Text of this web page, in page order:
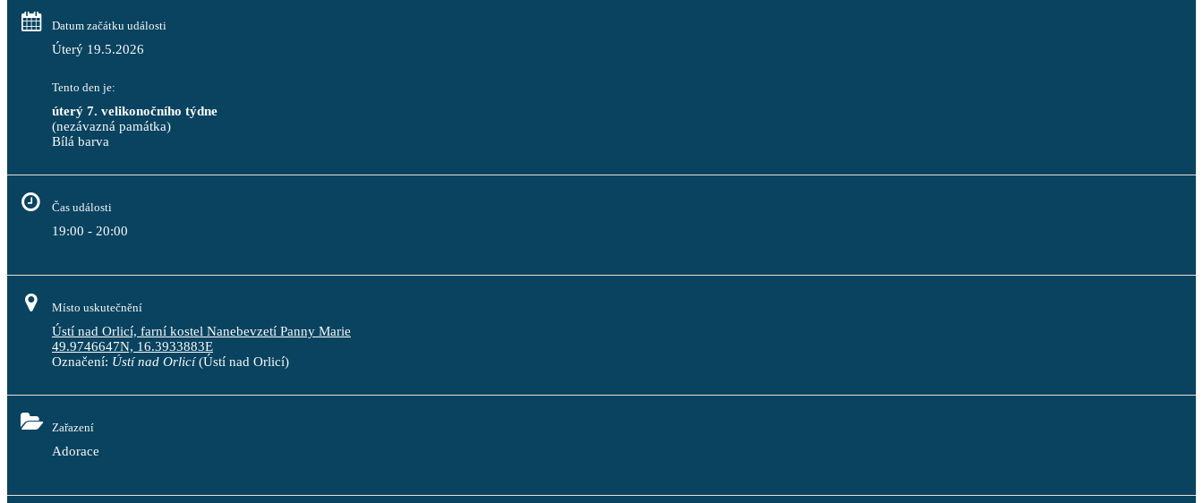
Datum začátku události
Úterý 19.5.2026
Tento den je:
úterý 7. velikonočního týdne
(nezávazná památka)
Bílá barva
Čas události
19:00 - 20:00
Místo uskutečnění
Ústí nad Orlicí, farní kostel Nanebevzetí Panny Marie
49.9746647N, 16.3933883E
Označení: Ústí nad Orlicí(Ústí nad Orlicí)
Zařazení
Adorace